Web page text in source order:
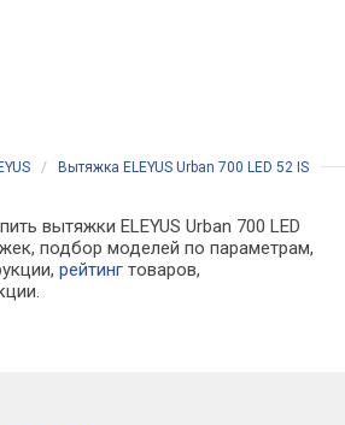
/ Вытяжка ELEYUS Urban 700 LED 52 IS
вытяжки ELEYUS Urban 700 LED
подбор моделей по параметрам,
рейтинг товаров,